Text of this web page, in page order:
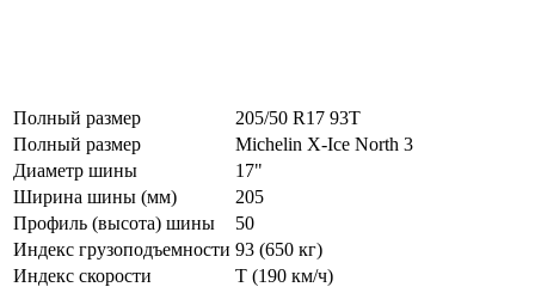
Полный размер
205/50 R17 93T
Полный размер
Michelin X-Ice North 3
Диаметр шины
17"
Ширина шины (мм)
205
Профиль (высота) шины
50
Индекс грузоподъемности 93 (650 кг)
Индекс скорости
T (190 км/ч)